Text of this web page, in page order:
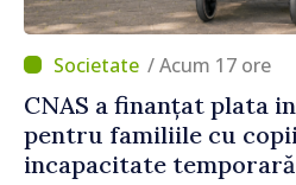
/ Acum 17 ore
CNAS a finanțat plata
pentru familiile cu
incapacitate temporară